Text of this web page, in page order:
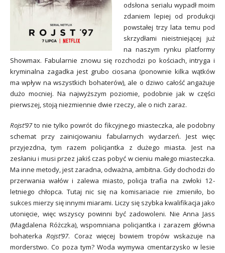
odsłona serialu wypadł moim
zdaniem lepiej od produkcji
powstałej trzy lata temu pod
skrzydłami nieistniejącej już
na naszym rynku platformy
Showmax. Fabularnie znowu się rozchodzi po kościach, intryga i
kryminalna zagadka jest grubo ciosana (ponownie kilka wątków
ma wpływ na wszystkich bohaterów), ale o dziwo całość angażuje
dużo mocniej. Na najwyższym poziomie, podobnie jak w części
pierwszej, stoją niezmiennie dwie rzeczy, ale o nich zaraz.
Rojst’97to nie tylko powrót do fikcyjnego miasteczka, ale podobny
schemat przy zainicjowaniu fabularnych wydarzeń. Jest więc
przyjezdna, tym razem policjantka z dużego miasta. Jest na
zesłaniu i musi przez jakiś czas pobyć w cieniu małego miasteczka.
Ma inne metody, jest zaradna, odważna, ambitna. Gdy dochodzi do
przerwania wałów i zalewa miasto, policja trafia na zwłoki 12-
letniego chłopca. Tutaj nic się na komisariacie nie zmieniło, bo
sukces mierzy się innymi miarami. Liczy się szybka kwalifikacja jako
utonięcie, więc wszyscy powinni być zadowoleni. Nie Anna Jass
(Magdalena Różczka), wspomniana policjantka i zarazem główna
bohaterkaRojst’97. Coraz więcej bowiem tropów wskazuje na
morderstwo. Co poza tym? Woda wymywa cmentarzysko w lesie